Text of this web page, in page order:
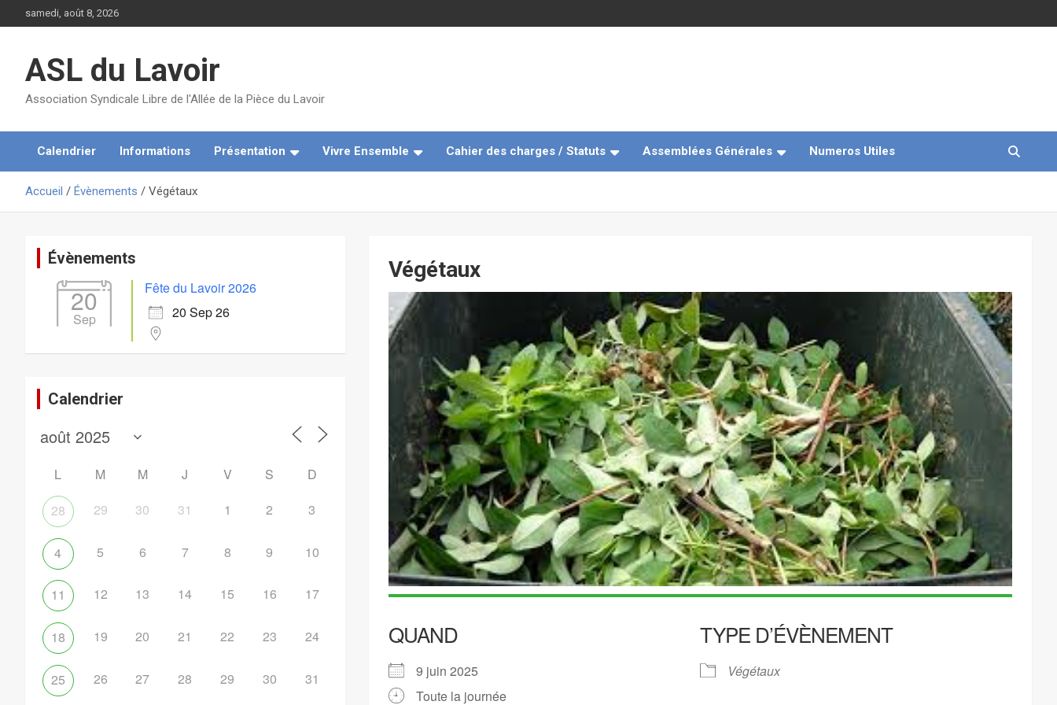
au
samedi, août 8, 2026
ASL du Lavoir
Association Syndicale Libre de l'Allée de la Pièce du Lavoir
Calendrier Informations Présentation Vivre Ensemble Cahier des charges / Statuts Assemblées Générales Numeros Utiles
Accueil Évènements Végétaux
Végétaux
QUAND
9 juin 2025
Toute la journée
TYPE D’ÉVÈNEMENT
Végétaux
Évènements
20
Sep
Fête du Lavoir 2026
20 Sep 26
Calendrier
L M M J V S
D
28
29 30 31 1 2 3
4 5 6 7 8 9 10
11 12 13 14 15 16 17
18 19 20 21 22 23 24
25 26 27 28 29 30 31